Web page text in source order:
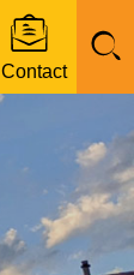
Contact